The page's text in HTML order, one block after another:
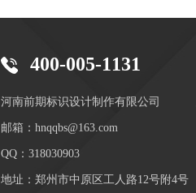
400-005-1131
河南前期标识设计制作有限公司
邮箱：hnqqbs@163.com
QQ：318030903
地址：郑州市中原区工人路12号附4号